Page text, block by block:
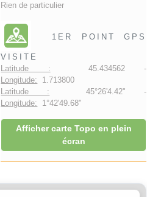
Rien de particulier
1ER POINT GPS
VISITE
Latitude : 45.434562 -
Longitude: 1.713800
Latitude : 45°26'4.42" -
Longitude: 1°42'49.68"
Afficher carte Topo en plein
écran